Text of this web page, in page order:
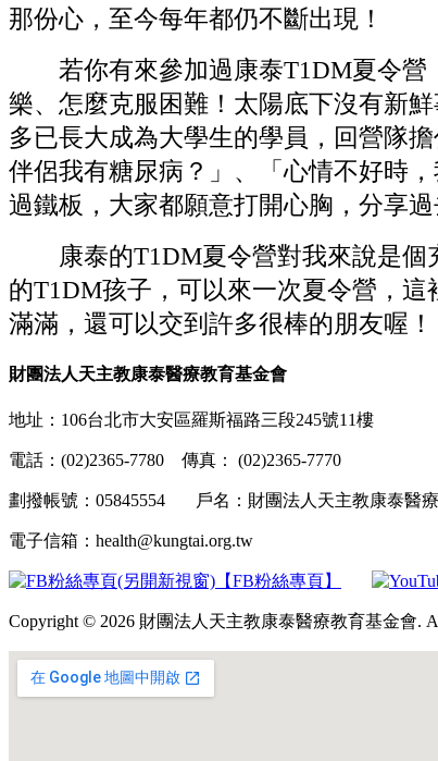
那份心，至今每年都仍不斷出現！
若你有來參加過康泰T1DM夏令營
樂、怎麼克服困難！太陽底下沒有新
多已長大成為大學生的學員，回營隊
伴侶我有糖尿病？」、「心情不好時
過鐵板，大家都願意打開心胸，分享
康泰的T1DM夏令營對我來說是個
的T1DM孩子，可以來一次夏令營，
滿滿，還可以交到許多很棒的朋友喔！
財團法人天主教康泰醫療教育基金會
地址：106台北市大安區羅斯福路三段245號11樓
電話：(02)2365-7780 傳真： (02)2365-7770
劃撥帳號：05845554 戶名：財團法人天主教康泰醫
電子信箱：health@kungtai.org.tw
【FB粉絲專頁】
Copyright © 2026 財團法人天主教康泰醫療教育基金會.